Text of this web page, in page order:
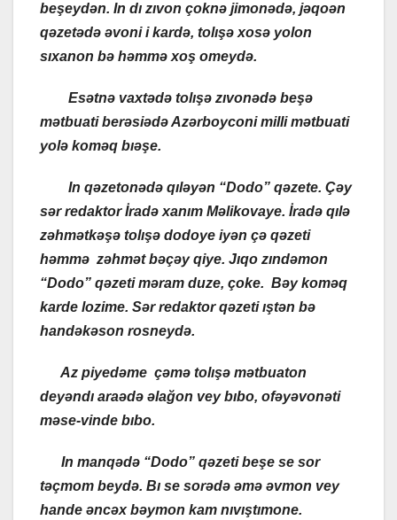
beşeydən. In dı zıvon çoknə jimonədə, jəqoən
qəzetədə əvoni i kardə, tolışə xosə yolon
sıxanon bə həmmə xoş omeydə.
Esətnə vaxtədə tolışə zıvonədə beşə
mətbuati berəsiədə Azərboyconi milli mətbuati
yolə koməq bıəşe.
In qəzetonədə qıləyən “Dodo” qəzete. Çəy
sər redaktor İradə xanım Məlikovaye. İradə qılə
zəhmətkəşə tolışə dodoye iyən çə qəzeti
həmmə zəhmət bəçəy qiye. Jıqo zındəmon
“Dodo” qəzeti məram duze, çoke. Bəy koməq
karde lozime. Sər redaktor qəzeti ıştən bə
handəkəson rosneydə.
Az piyedəme çəmə tolışə mətbuaton
deyəndı araədə əlağon vey bıbo, ofəyəvonəti
məse-vinde bıbo.
In manqədə “Dodo” qəzeti beşe se sor
təçmom beydə. Bı se sorədə əmə əvmon vey
hande əncəx bəymon kam nıvıştımone.